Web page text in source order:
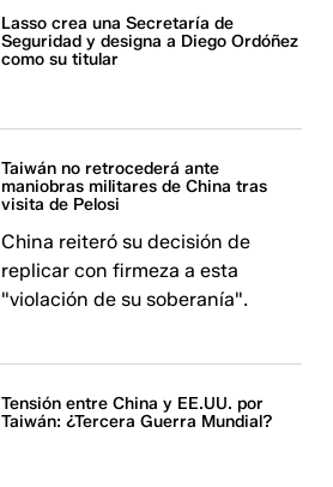
Lasso crea una Secretaría de
Seguridad y designa a Diego Ordóñez
como su titular
Taiwán no retrocederá ante
maniobras militares de China tras
visita de Pelosi
China reiteró su decisión de
replicar con firmeza a esta
"violación de su soberanía".
Tensión entre China y EE.UU. por
Taiwán: ¿Tercera Guerra Mundial?